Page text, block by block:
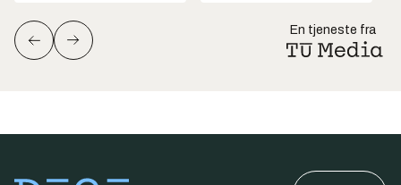
En tjeneste fra